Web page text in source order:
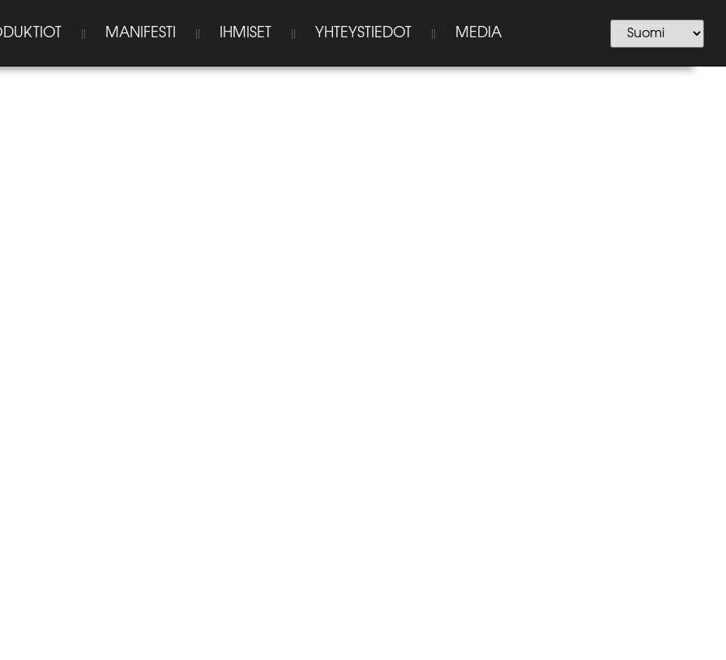
MANIFESTI IHMISET YHTEYSTIEDOT MEDIA